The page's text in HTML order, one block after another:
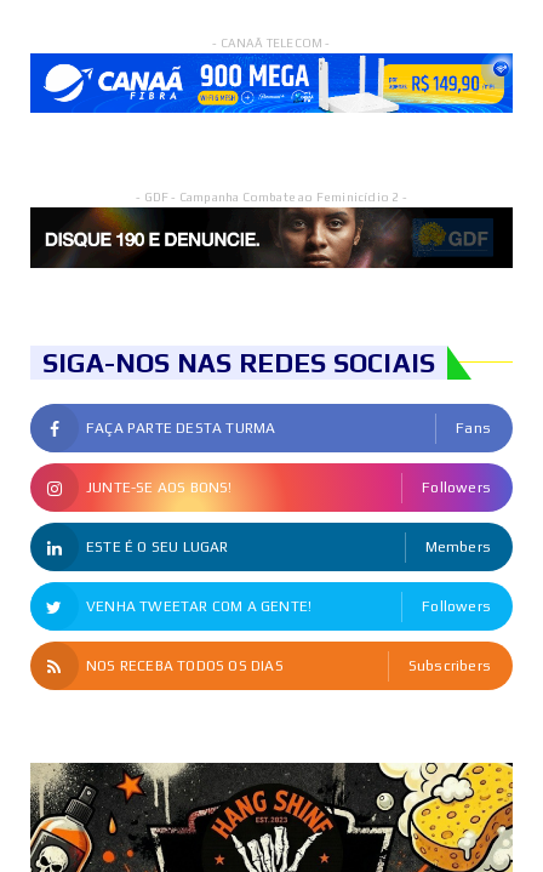
- CANAÃ TELECOM -
- GDF - Campanha Combate ao Feminicídio 2 -
SIGA-NOS NAS REDES SOCIAIS
FAÇA PARTE DESTA TURMA Fans
JUNTE-SE AOS BONS! Followers
ESTE É O SEU LUGAR Members
VENHA TWEETAR COM A GENTE! Followers
NOS RECEBA TODOS OS DIAS Subscribers